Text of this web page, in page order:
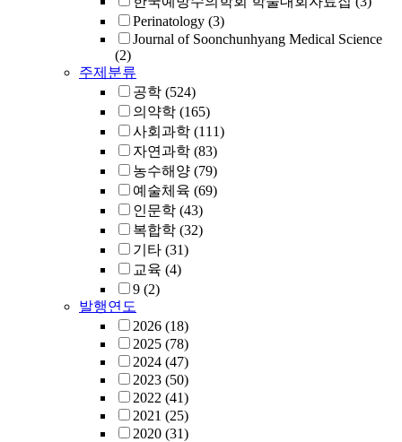
Perinatology (3)
Journal of Soonchunhyang Medical Science
(2)
주제분류
공학 (524)
의약학 (165)
사회과학 (111)
자연과학 (83)
농수해양 (79)
예술체육 (69)
인문학 (43)
복합학 (32)
기타 (31)
교육 (4)
9 (2)
발행연도
2026 (18)
2025 (78)
2024 (47)
2023 (50)
2022 (41)
2021 (25)
2020 (31)